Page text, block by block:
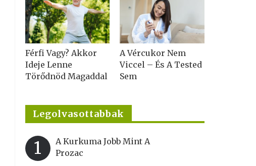
Férfi Vagy? Akkor
Ideje Lenne
Törődnöd Magaddal
A Vércukor Nem
Viccel – És A Tested
Sem
Legolvasottabbak
1
A Kurkuma Jobb Mint A
Prozac